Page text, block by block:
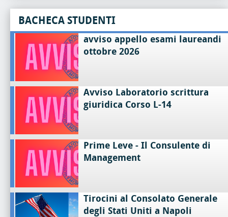
BACHECA STUDENTI
avviso appello esami laureandi
ottobre 2026
Avviso Laboratorio scrittura
giuridica Corso L-14
Prime Leve - Il Consulente di
Management
Tirocini al Consolato Generale
degli Stati Uniti a Napoli